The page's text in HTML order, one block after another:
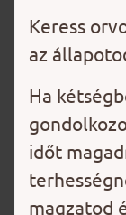
Keress
az
Ha
időt
magzatod